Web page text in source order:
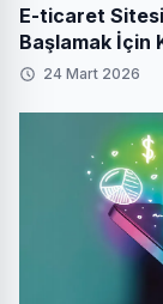
E-ticaret Sitesi
Başlamak İçin
24 Mart 2026